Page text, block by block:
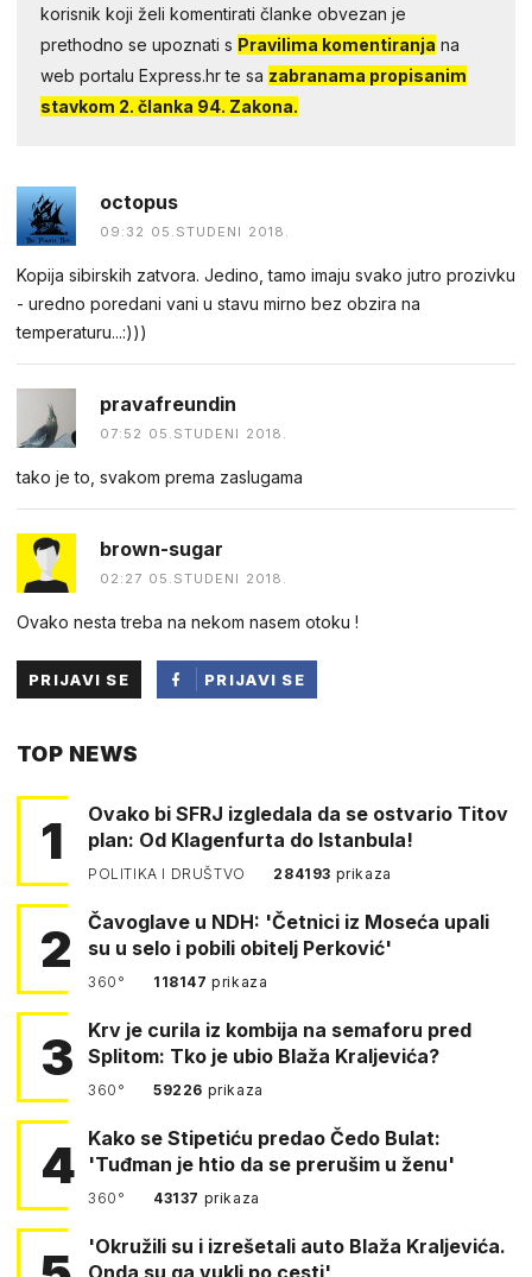
korisnik koji želi komentirati članke obvezan je
prethodno se upoznati s Pravilima komentiranja na
web portalu Express.hr te sa zabranama propisanim
stavkom 2. članka 94. Zakona.
octopus
09:32 05.STUDENI 2018.
Kopija sibirskih zatvora. Jedino, tamo imaju svako jutro prozivku
- uredno poredani vani u stavu mirno bez obzira na
temperaturu...:)))
pravafreundin
07:52 05.STUDENI 2018.
tako je to, svakom prema zaslugama
brown-sugar
02:27 05.STUDENI 2018.
Ovako nesta treba na nekom nasem otoku !
PRIJAVI SE
PRIJAVI SE
TOP NEWS
1
Ovako bi SFRJ izgledala da se ostvario Titov
plan: Od Klagenfurta do Istanbula!
POLITIKA I DRUŠTVO 284193 prikaza
2
Čavoglave u NDH: 'Četnici iz Moseća upali
su u selo i pobili obitelj Perković'
360° 118147prikaza
3
Krv je curila iz kombija na semaforu pred
Splitom: Tko je ubio Blaža Kraljevića?
360° 59226 prikaza
4 Kako se Stipetiću predao Čedo Bulat:
'Tuđman je htio da se prerušim u ženu'
360° 43137 prikaza
'Okružili su i izrešetali auto Blaža Kraljevića.
Onda su ga vukli po cesti'